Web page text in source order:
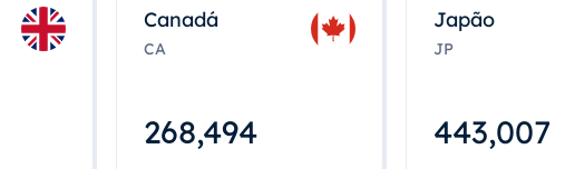
Canadá
CA
268,495
Japão
JP
443,008